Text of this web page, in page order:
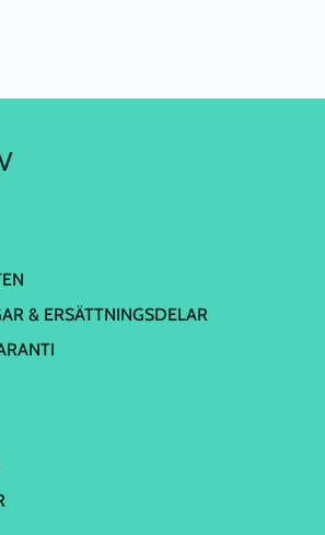
& ERSÄTTNINGSDELAR